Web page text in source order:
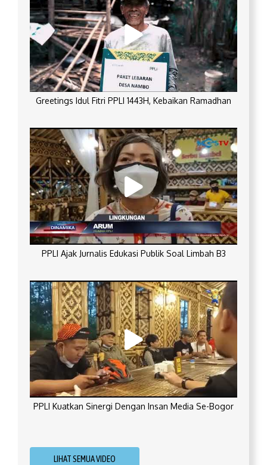
Greetings Idul Fitri PPLI 1443H, Kebaikan Ramadhan
PPLI Ajak Jurnalis Edukasi Publik Soal Limbah B3
PPLI Kuatkan Sinergi Dengan Insan Media Se-Bogor
LIHAT SEMUA VIDEO